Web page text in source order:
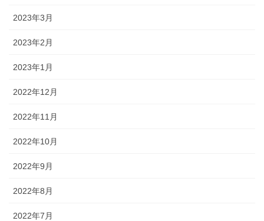
2023年3月
2023年2月
2023年1月
2022年12月
2022年11月
2022年10月
2022年9月
2022年8月
2022年7月